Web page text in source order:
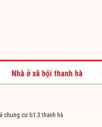
Nhà ở xã hội thanh hà
chung cư b1.3 thanh hà